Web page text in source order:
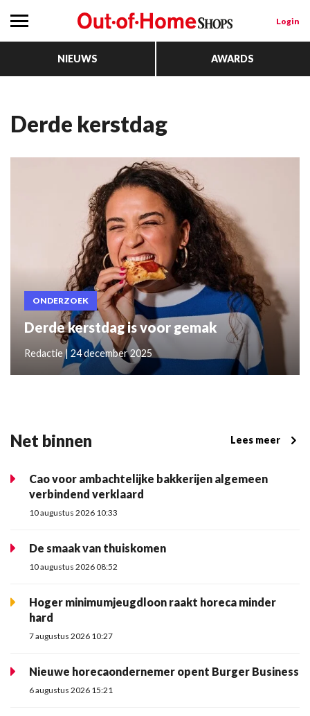
Login
NIEUWS AWARDS
derde kerstdag
ONDERZOEK
Derde kerstdag is voor gemak
Redactie | 24 december 2025
Net binnen Lees meer
Cao voor ambachtelijke bakkerijen algemeen
verbindend verklaard
10 augustus 2026 10:33
De smaak van thuiskomen
10 augustus 2026 08:52
Hoger minimumjeugdloon raakt horeca minder
hard
7 augustus 2026 10:27
Nieuwe horecaondernemer opent Burger Business
6 augustus 2026 15:21